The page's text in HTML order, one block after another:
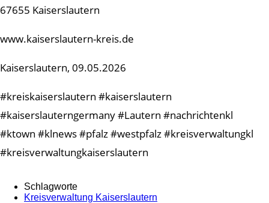
67655 Kaiserslautern
www.kaiserslautern-kreis.de
Kaiserslautern, 09.05.2026
#kreiskaiserslautern #kaiserslautern
#kaiserslauterngermany #Lautern #nachrichtenkl
#ktown #klnews #pfalz #westpfalz #kreisverwaltungkl
#kreisverwaltungkaiserslautern
Schlagworte
Kreisverwaltung Kaiserslautern